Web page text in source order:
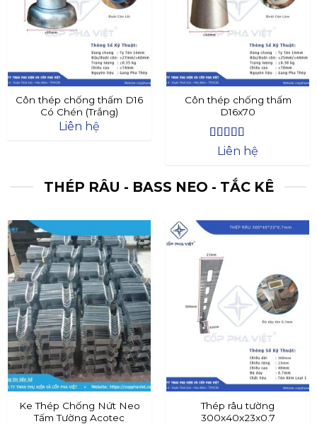
Côn thép chống thấm D16
Có Chén (Trắng)
Liên hệ
Côn thép chống thấm
D16x70
Được xếp
5
Liên hệ
THÉP RÂU - BASS NEO - TẮC KÊ
Ke Thép Chống Nứt Neo
Tấm Tường Acotec
Thép râu tường
300x40x23x0.7